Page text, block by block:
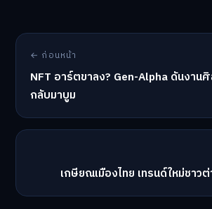
← ก่อนหน้า
NFT อาร์ตขาลง? Gen-Alpha ดันงาน
กลับมาบูม
เกษียณเมืองไทย เทรนด์ใหม่ชาว